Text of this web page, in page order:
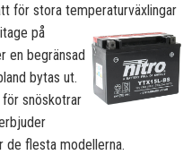
för stora temperaturväxlingar
på
en begränsad
bytas ut.
för snöskotrar
de flesta modellerna.